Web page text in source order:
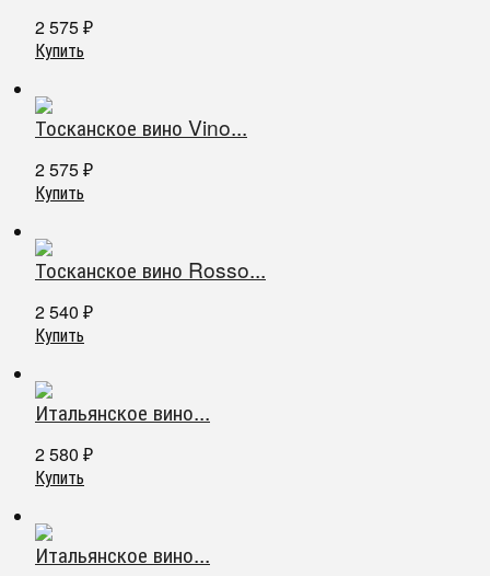
2 575 ₽
Купить
Тосканское вино Vino...
2 575 ₽
Купить
Тосканское вино Rosso...
2 540 ₽
Купить
Итальянское вино...
2 580 ₽
Купить
Итальянское вино...